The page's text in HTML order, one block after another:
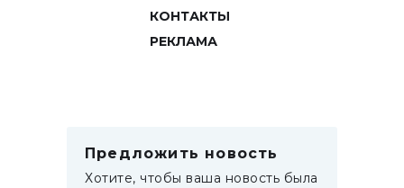
КОНТАКТЫ
РЕКЛАМА
Предложить новость
Хотите, чтобы ваша новость была